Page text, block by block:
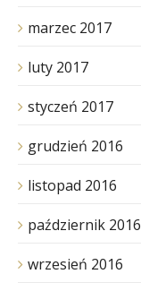
marzec 2017
luty 2017
styczeń 2017
grudzień 2016
listopad 2016
październik 2016
wrzesień 2016